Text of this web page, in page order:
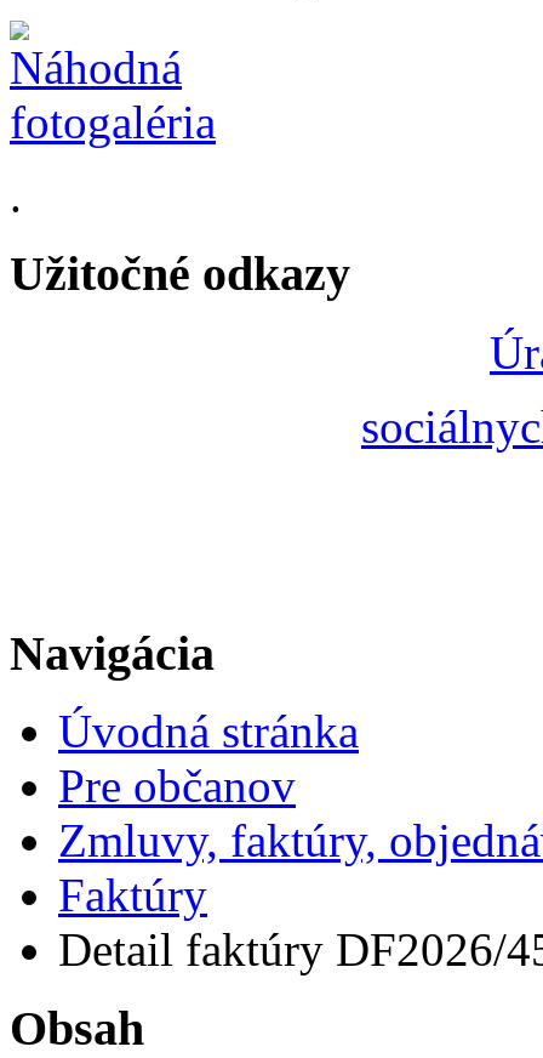
.
Užitočné odkazy
Navigácia
Úvodná stránka
Pre občanov
Zmluvy, faktúry,
Faktúry
Detail faktúry DF2026/
Obsah